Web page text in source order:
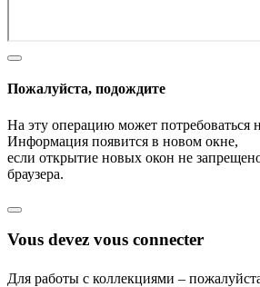
Пожалуйста, подождите
На эту операцию может потребоваться
Информация появится в новом окне,
если открытие новых окон не
браузера.
Vous devez vous connecter
Для работы с коллекциями –